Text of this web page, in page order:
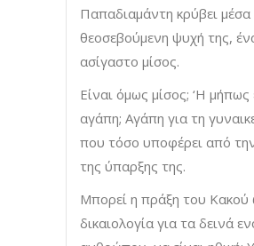
Παπαδιαμάντη κρύβει
θεοσεβούμενη ψυχή της,
ασίγαστο μίσος.
Είναι όμως μίσος; ‘Η μήπως
αγάπη; Αγάπη για τη
που τόσο υποφέρει από
της ύπαρξης της.
Μπορεί η πράξη του Κακού
δικαιολογία για τα δεινά